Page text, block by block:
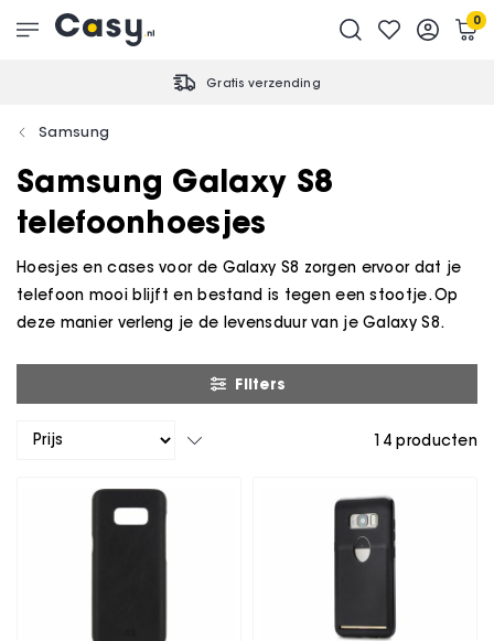
Gratis verzending
0
Samsung
Samsung Galaxy S8
telefoonhoesjes
Hoesjes en cases voor de Galaxy S8 zorgen ervoor dat je
telefoon mooi blijft en bestand is tegen een stootje. Op
deze manier verleng je de levensduur van je Galaxy S8.
Filters
14 producten